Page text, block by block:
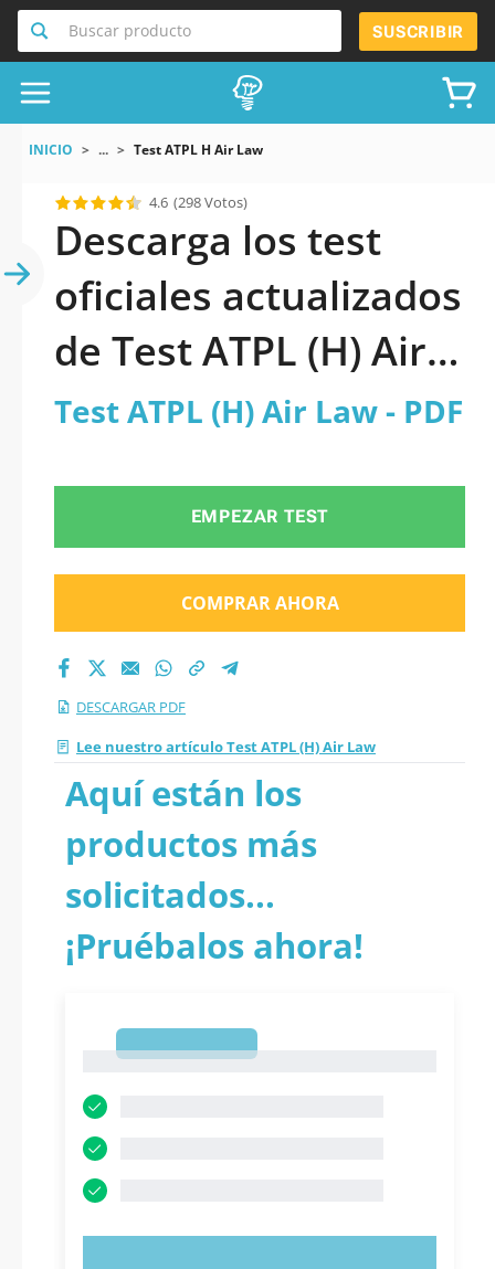
Buscar producto SUSCRIBIR
INICIO ... Test ATPL H Air Law
4.6 (298 Votos)
Descarga los test
oficiales actualizados
de Test ATPL (H) Air
Law 2026 en PDF
Test ATPL (H) Air Law - PDF
EMPEZAR TEST
COMPRAR AHORA
DESCARGAR PDF
Lee nuestro artículo Test ATPL (H) Air Law
Aquí están los
productos más
solicitados...
¡Pruébalos ahora!